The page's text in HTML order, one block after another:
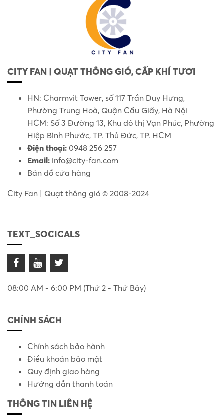
CITY FAN | QUẠT THÔNG GIÓ, CẤP KHÍ TƯƠI
HN: Charmvit Tower, số 117 Trần Duy Hưng,
Phường Trung Hoà, Quận Cầu Giấy, Hà Nội
HCM: Số 3 Đường 13, Khu đô thị Vạn Phúc, Phường
Hiệp Bình Phước, TP. Thủ Đức, TP. HCM
Điện thoại: 0948 256 257
Email: info@city-fan.com
Bản đồ cửa hàng
City Fan | Quạt thông gió © 2008-2024
TEXT_SOCICALS
08:00 AM - 6:00 PM (Thứ 2 - Thứ Bảy)
CHÍNH SÁCH
Chính sách bảo hành
Điều khoản bảo mật
Quy định giao hàng
Hướng dẫn thanh toán
THÔNG TIN LIÊN HỆ